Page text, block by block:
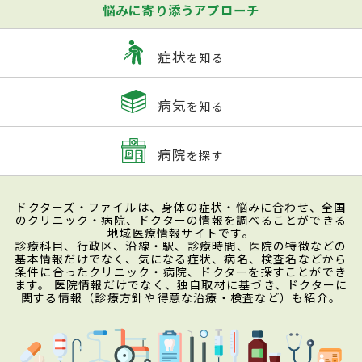
悩みに寄り添うアプローチ
症状を知る
病気を知る
病院を探す
ドクターズ・ファイルは、身体の症状・悩みに合わせ、全国
のクリニック・病院、ドクターの情報を調べることができる
地域医療情報サイトです。
診療科目、行政区、沿線・駅、診療時間、医院の特徴などの
基本情報だけでなく、気になる症状、病名、検査名などから
条件に合ったクリニック・病院、ドクターを探すことができ
ます。 医院情報だけでなく、独自取材に基づき、ドクターに
関する情報（診療方針や得意な治療・検査など）も紹介。